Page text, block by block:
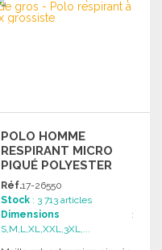
Demander un devis
POLO HOMME
RESPIRANT MICRO
PIQUÉ POLYESTER
Réf.17-26550
Stock : 3 713 articles
Dimensions :
S,M,L,XL,XXL,3XL,...